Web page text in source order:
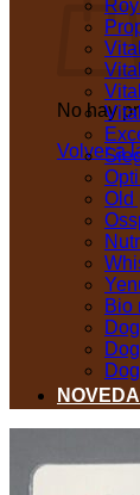
No hay
Volver a
Old
Bio